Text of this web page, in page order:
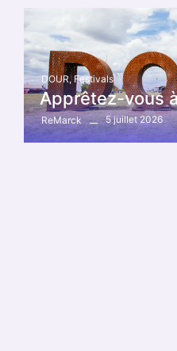
DOUR, Festivals
Apprêtez-vous
ReMarck 5 juillet 2026